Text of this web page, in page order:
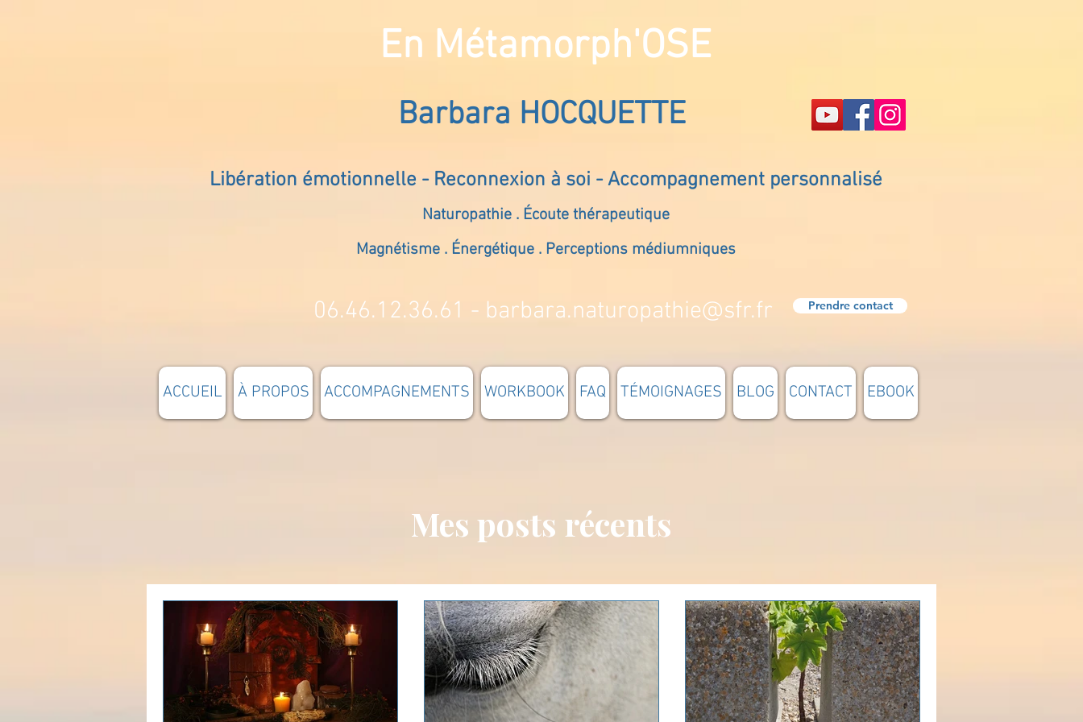
En Métamorph'OSE
Barbara HOCQUETTE
Libération émotionnelle - Reconnexion à soi - Accompagnement personnalisé
Naturopathie . Écoute thérapeutique
Magnétisme . Énergétique . Perceptions médiumniques
06.46.12.36.61 - barbara.naturopathie@sfr.fr Prendre contact
ACCUEIL À PROPOS ACCOMPAGNEMENTS WORKBOOK FAQ TÉMOIGNAGES BLOG CONTACT EBOOK
Mes posts récents